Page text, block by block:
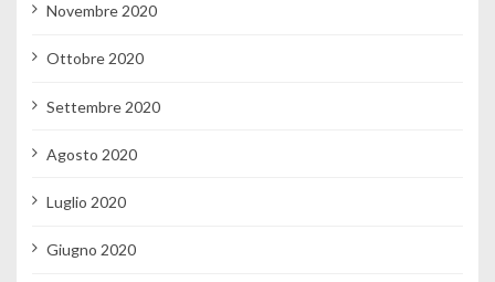
Novembre 2020
Ottobre 2020
Settembre 2020
Agosto 2020
Luglio 2020
Giugno 2020